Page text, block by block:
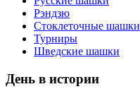
Рэндзю
Стоклеточные шашки
Турниры
Шведские шашки
День в истории